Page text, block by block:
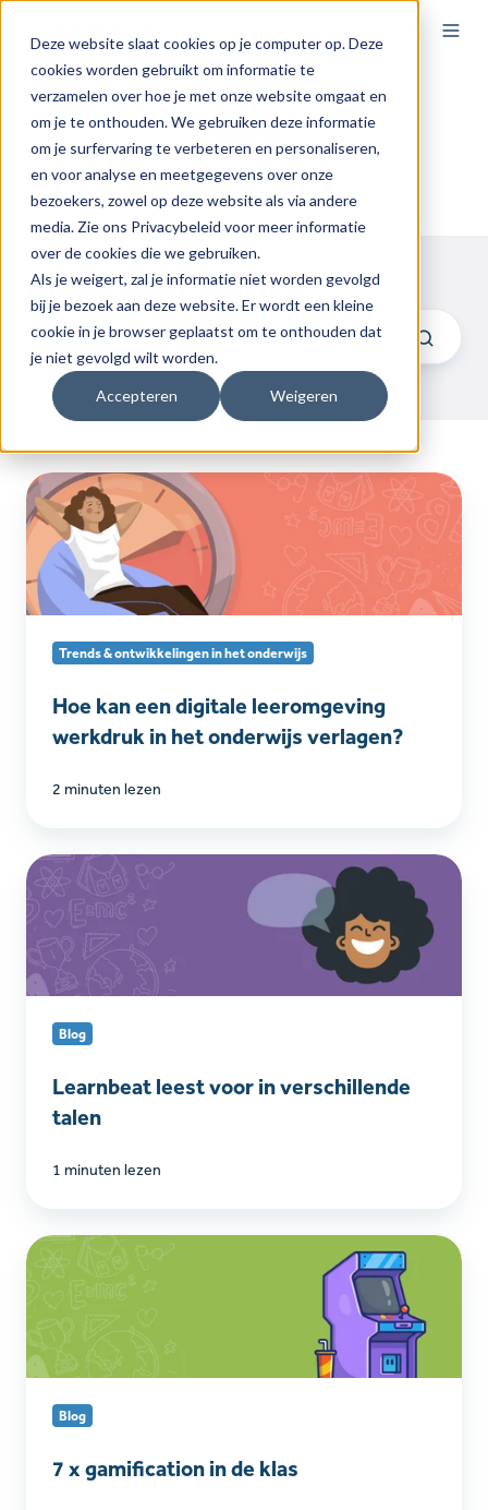
Deze website slaat cookies op je computer op. Deze
cookies worden gebruikt om informatie te
verzamelen over hoe je met onze website omgaat en
om je te onthouden. We gebruiken deze informatie
om je surfervaring te verbeteren en personaliseren,
en voor analyse en meetgegevens over onze
bezoekers, zowel op deze website als via andere
media. Zie ons Privacybeleid voor meer informatie
over de cookies die we gebruiken.
Als je weigert, zal je informatie niet worden gevolgd
bij je bezoek aan deze website. Er wordt een kleine
cookie in je browser geplaatst om te onthouden dat
je niet gevolgd wilt worden.
Accepteren Weigeren
Marit
Blogs door Marit
Hoe
kan
een
digitale
leeromgeving
werkdruk
onderwijs
verlagen?
Trends & ontwikkelingen in het onderwijs
Hoe kan een digitale leeromgeving
werkdruk in het onderwijs verlagen?
2 minuten lezen
Learnbeat
leest
voor
in
verschillende
talen
Blog
Learnbeat leest voor in verschillende
talen
1 minuten lezen
7
gamification
in
de
klas
Blog
7 x gamification in de klas